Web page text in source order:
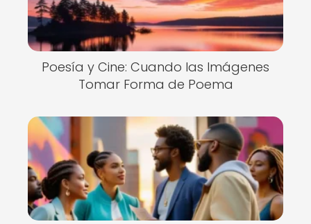
Poesía y Cine: Cuando las Imágenes
Tomar Forma de Poema